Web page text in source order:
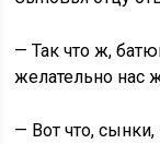
— Так что ж,
желательно нас
— Вот что,